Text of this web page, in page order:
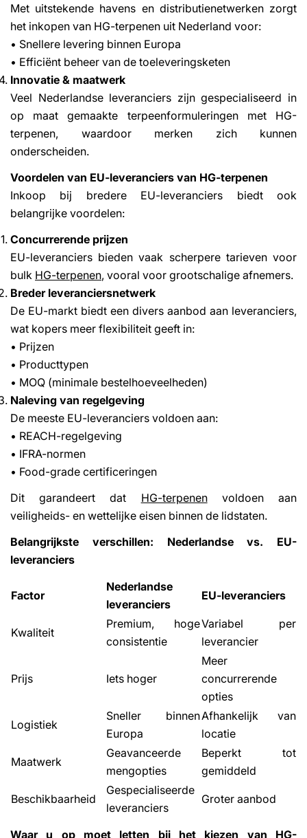
Met uitstekende havens en distributienetwerken zorgt
het inkopen van HG-terpenen uit Nederland voor:
• Snellere levering binnen Europa
• Efficiënt beheer van de toeleveringsketen
Innovatie & maatwerk
Veel Nederlandse leveranciers zijn gespecialiseerd in
op maat gemaakte terpeenformuleringen met HG-
terpenen, waardoor merken zich kunnen
onderscheiden.
Voordelen van EU-leveranciers van HG-terpenen
Inkoop bij bredere EU-leveranciers biedt ook
belangrijke voordelen:
Concurrerende prijzen
EU-leveranciers bieden vaak scherpere tarieven voor
bulk HG-terpenen, vooral voor grootschalige afnemers.
Breder leveranciersnetwerk
De EU-markt biedt een divers aanbod aan leveranciers,
wat kopers meer flexibiliteit geeft in:
• Prijzen
• Producttypen
• MOQ (minimale bestelhoeveelheden)
Naleving van regelgeving
De meeste EU-leveranciers voldoen aan:
• REACH-regelgeving
• IFRA-normen
• Food-grade certificeringen
Dit garandeert dat HG-terpenenvoldoen aan
veiligheids- en wettelijke eisen binnen de lidstaten.
Belangrijkste verschillen: Nederlandse vs. EU-
leveranciers
Factor
Nederlandse
leveranciers
EU-leveranciers
Kwaliteit
Premium, hoge
consistentie
Variabel per
leverancier
Prijs Iets hoger
Meer
concurrerende
opties
Logistiek
Sneller binnen
Europa
Afhankelijk van
locatie
Maatwerk
Geavanceerde
mengopties
Beperkt tot
gemiddeld
Beschikbaarheid
Gespecialiseerde
leveranciers
Groter aanbod
Waar u op moet letten bij het kiezen van HG-